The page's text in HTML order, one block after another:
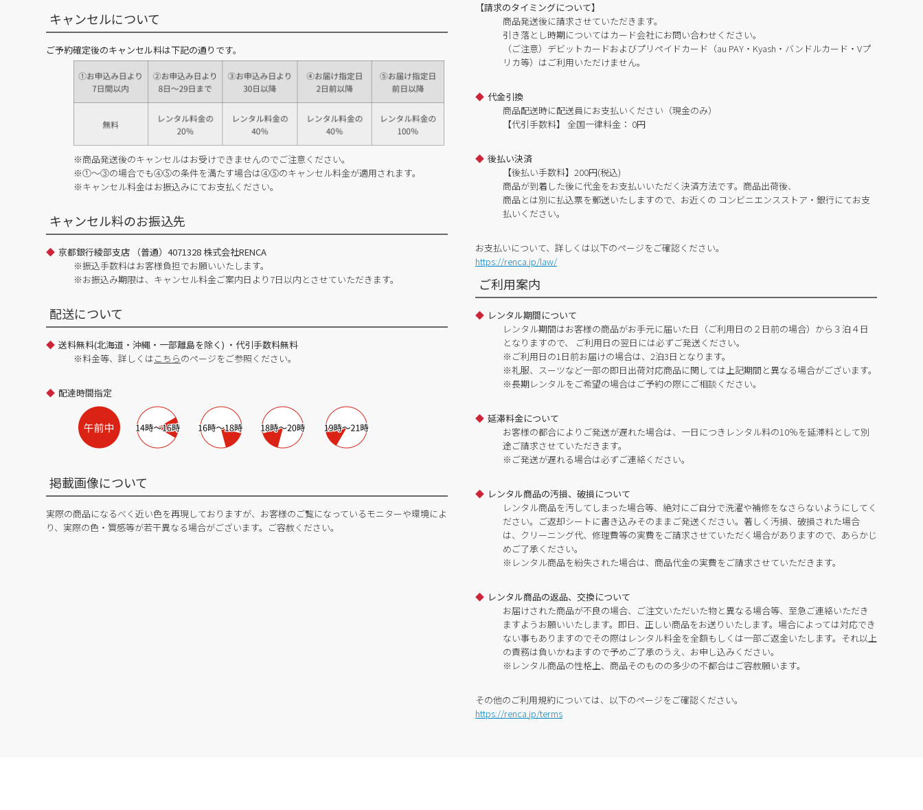
キャンセルについて
ご予約確定後のキャンセル料は下記の通りです。
※商品発送後のキャンセルはお受けできませんのでご注意ください。
※①～③の場合でも④⑤の条件を満たす場合は④⑤のキャンセル料金が適用されます。
※キャンセル料金はお振込みにてお支払ください。
キャンセル料のお振込先
京都銀行綾部支店 （普通）4071328 株式会社RENCA
※振込手数料はお客様負担でお願いいたします。
※お振込み期限は、キャンセル料金ご案内日より7日以内とさせていただきます。
配送について
送料無料(北海道・沖縄・一部離島を除く) ・代引手数料無料
※料金等、詳しくはこちらのページをご参照ください。
配達時間指定
掲載画像について
実際の商品になるべく近い色を再現しておりますが、お客様のご覧になっているモニターや環境によ
り、実際の色・質感等が若干異なる場合がございます。ご容赦ください。
【請求のタイミングについて】
商品発送後に請求させていただきます。
引き落とし時期についてはカード会社にお問い合わせください。
（ご注意）デビットカードおよびプリペイドカード（au PAY・Kyash・バンドルカード・Vプ
リカ等）はご利用いただけません。
代金引換
商品配送時に配送員にお支払いください（現金のみ）
【代引手数料】 全国一律料金： 0円
後払い決済
【後払い手数料】200円(税込)
商品が到着した後に代金をお支払いいただく決済方法です。商品出荷後、
商品とは別に払込票を郵送いたしますので、お近くの コンビニエンスストア・銀行にてお支
払いください。
お支払いについて、詳しくは以下のページをご確認ください。
https://renca.jp/law/
ご利用案内
レンタル期間について
レンタル期間はお客様の商品がお手元に届いた日（ご利用日の２日前の場合）から３泊４日
となりますので、 ご利用日の翌日には必ずご発送ください。
※ご利用日の1日前お届けの場合は、2泊3日となります。
※礼服、スーツなど一部の即日出荷対応商品に関しては上記期間と異なる場合がございます。
※長期レンタルをご希望の場合はご予約の際にご相談ください。
延滞料金について
お客様の都合によりご発送が遅れた場合は、一日につきレンタル料の10％を延滞料として別
途ご請求させていただきます。
※ご発送が遅れる場合は必ずご連絡ください。
レンタル商品の汚損、破損について
レンタル商品を汚してしまった場合等、絶対にご自分で洗濯や補修をなさらないようにしてく
ださい。ご返却シートに書き込みそのままご発送ください。著しく汚損、破損された場合
は、クリーニング代、修理費等の実費をご請求させていただく場合がありますので、あらかじ
めご了承ください。
※レンタル商品を紛失された場合は、商品代金の実費をご請求させていただきます。
レンタル商品の返品、交換について
お届けされた商品が不良の場合、ご注文いただいた物と異なる場合等、至急ご連絡いただき
ますようお願いいたします。即日、正しい商品をお送りいたします。場合によっては対応でき
ない事もありますのでその際はレンタル料金を全額もしくは一部ご返金いたします。それ以上
の責務は負いかねますので予めご了承のうえ、お申し込みください。
※レンタル商品の性格上、商品そのものの多少の不都合はご容赦願います。
その他のご利用規約については、以下のページをご確認ください。
https://renca.jp/terms